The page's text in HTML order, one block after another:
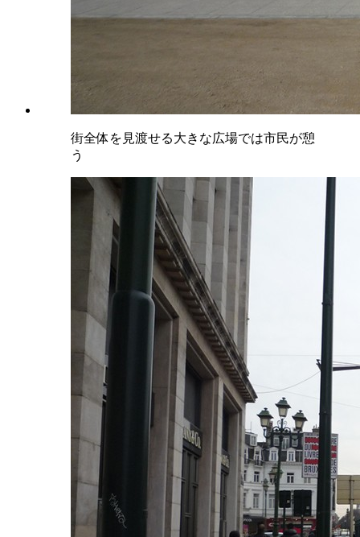
街全体を見渡せる大きな広場では市民が憩
う